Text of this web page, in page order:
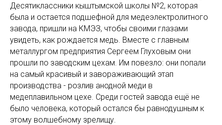
Десятиклассники кыштымской школы №2, которая
была и остается подшефной для медеэлектролитного
завода, пришли на КМЭЗ, чтобы своими глазами
увидеть, как рождается медь. Вместе с главным
металлургом предприятия Сергеем Глуховым они
прошли по заводским цехам. Им повезло: они попали
на самый красивый и завораживающий этап
производства - розлив анодной меди в
медеплавильном цехе. Среди гостей завода ещё не
было человека, который остался бы равнодушным к
этому волшебному зрелищу.